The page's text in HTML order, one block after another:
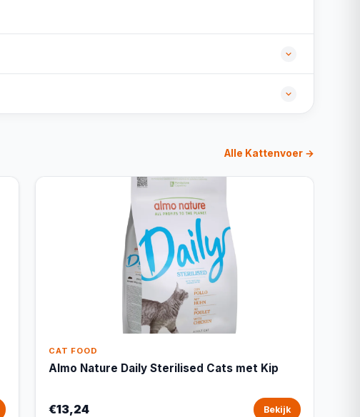
Alle Kattenvoer →
CAT FOOD
Almo Nature Daily Sterilised Cats met Kip
€13,24 Bekijk